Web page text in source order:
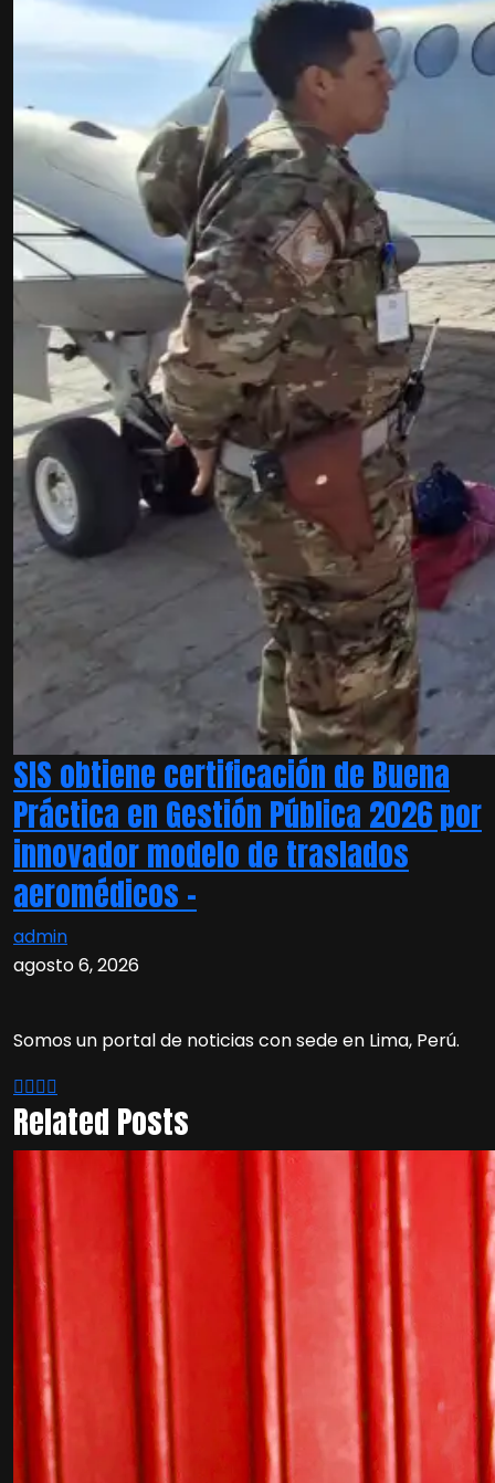
SIS obtiene certificación de Buena
Práctica en Gestión Pública 2026 por
innovador modelo de traslados
aeromédicos –
admin
agosto 6, 2026
Somos un portal de noticias con sede en Lima, Perú.
Related Posts